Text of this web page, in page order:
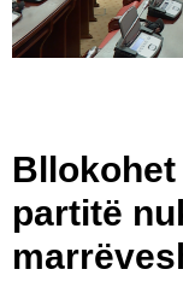
partitë